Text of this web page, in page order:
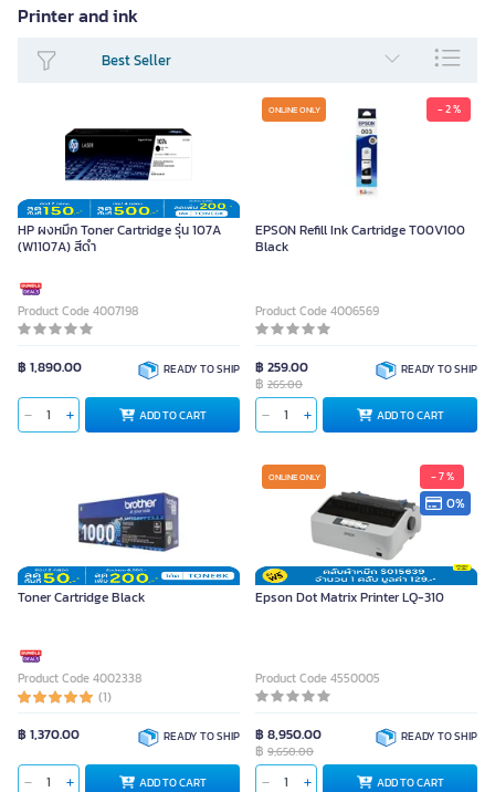
Printer and ink
Best Seller
HP ผงหมึก Toner Cartridge รุ่น 107A
(W1107A) สีดำ
Product Code 4007198
฿ 1,890.00 READY TO SHIP
ADD TO CART
ONLINE ONLY - 2 %
EPSON Refill Ink Cartridge T00V100
Black
Product Code 4006569
฿ 259.00
฿ 265.00
READY TO SHIP
ADD TO CART
Toner Cartridge Black
Product Code 4002338
(1)
฿ 1,370.00
READY TO SHIP
ADD TO CART
ONLINE ONLY - 7 %
0%
Epson Dot Matrix Printer LQ-310
Product Code 4550005
฿ 8,950.00
฿ 9,650.00
READY TO SHIP
ADD TO CART